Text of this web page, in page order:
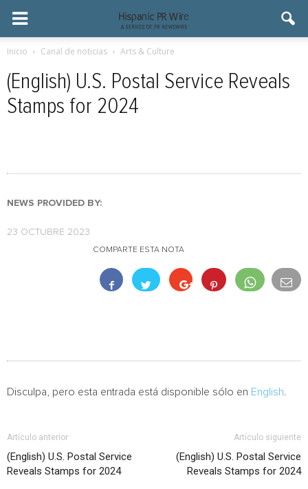
Inicio Canal de noticias Arts & Culture
(English) U.S. Postal Service Reveals
Stamps for 2024
NEWS PROVIDED BY:
23 OCTUBRE 2023
COMPARTE ESTA NOTA
Disculpa, pero esta entrada está disponible sólo en English
Artículo anterior
(English) U.S. Postal Service
Reveals Stamps for 2024
Artículo siguiente
(English) U.S. Postal Service
Reveals Stamps for 2024